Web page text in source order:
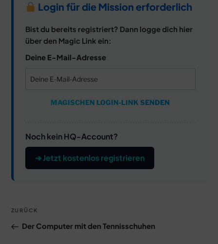
Login für die Mission erforderlich
Bist du bereits registriert? Dann logge dich hier
über den Magic Link ein:
Deine E-Mail-Adresse
MAGISCHEN LOGIN-LINK SENDEN
Noch kein HQ-Account?
➔ Jetzt kostenlos registrieren
Beitragsnavigation
Vorheriger
Beitrag
ZURÜCK
Der Computer mit den Tennisschuhen